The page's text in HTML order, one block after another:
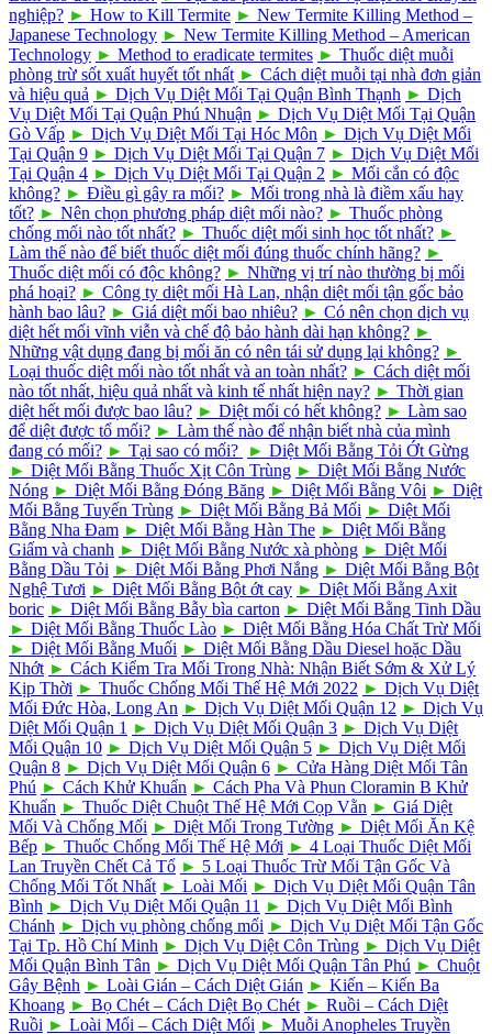
nghiệp? ► How to Kill Termite ► New Termite Killing Method –
Japanese Technology ► New Termite Killing Method – American
Technology ► Method to eradicate termites ► Thuốc diệt muỗi
phòng trừ sốt xuất huyết tốt nhất ► Cách diệt muỗi tại nhà đơn giản
và hiệu quả ► Dịch Vụ Diệt Mối Tại Quận Bình Thạnh ► Dịch
Vụ Diệt Mối Tại Quận Phú Nhuận ► Dịch Vụ Diệt Mối Tại Quận
Gò Vấp ► Dịch Vụ Diệt Mối Tại Hóc Môn ► Dịch Vụ Diệt Mối
Tại Quận 9 ► Dịch Vụ Diệt Mối Tại Quận 7 ► Dịch Vụ Diệt Mối
Tại Quận 4 ► Dịch Vụ Diệt Mối Tại Quận 2 ► Mối cắn có độc
không? ► Điều gì gây ra mối? ► Mối trong nhà là điềm xấu hay
tốt? ► Nên chọn phương pháp diệt mối nào? ► Thuốc phòng
chống mối nào tốt nhất? ► Thuốc diệt mối sinh học tốt nhất? ►
Làm thế nào để biết thuốc diệt mối đúng thuốc chính hãng? ►
Thuốc diệt mối có độc không? ► Những vị trí nào thường bị mối
phá hoại? ► Công ty diệt mối Hà Lan, nhận diệt mối tận gốc bảo
hành bao lâu? ► Giá diệt mối bao nhiêu? ► Có nên chọn dịch vụ
diệt hết mối vĩnh viễn và chế độ bảo hành dài hạn không? ►
Những vật dụng đang bị mối ăn có nên tái sử dụng lại không? ►
Loại thuốc diệt mối nào tốt nhất và an toàn nhất? ► Cách diệt mối
nào tốt nhất, hiệu quả nhất và kinh tế nhất hiện nay? ► Thời gian
diệt hết mối được bao lâu? ► Diệt mối có hết không? ► Làm sao
để diệt được tổ mối? ► Làm thế nào để nhận biết nhà của mình
đang có mối? ► Tại sao có mối? ► Diệt Mối Bằng Tỏi Ớt Gừng
► Diệt Mối Bằng Thuốc Xịt Côn Trùng ► Diệt Mối Bằng Nước
Nóng ► Diệt Mối Bằng Đóng Băng ► Diệt Mối Bằng Vôi ► Diệt
Mối Bằng Tuyến Trùng ► Diệt Mối Bằng Bả Mối ► Diệt Mối
Bằng Nha Đam ► Diệt Mối Bằng Hàn The ► Diệt Mối Bằng
Giấm và chanh ► Diệt Mối Bằng Nước xà phòng ► Diệt Mối
Bằng Dầu Tỏi ► Diệt Mối Bằng Phơi Nắng ► Diệt Mối Bằng Bột
Nghệ Tươi ► Diệt Mối Bằng Bột ớt cay ► Diệt Mối Bằng Axit
boric ► Diệt Mối Bằng Bẫy bìa carton ► Diệt Mối Bằng Tinh Dầu
► Diệt Mối Bằng Thuốc Lào ► Diệt Mối Bằng Hóa Chất Trừ Mối
► Diệt Mối Bằng Muối ► Diệt Mối Bằng Dầu Diesel hoặc Dầu
Nhớt ► Cách Kiểm Tra Mối Trong Nhà: Nhận Biết Sớm & Xử Lý
Kịp Thời ► Thuốc Chống Mối Thế Hệ Mới 2022 ► Dịch Vụ Diệt
Mối Đức Hòa, Long An ► Dịch Vụ Diệt Mối Quận 12 ► Dịch Vụ
Diệt Mối Quận 1 ► Dịch Vụ Diệt Mối Quận 3 ► Dịch Vụ Diệt
Mối Quận 10 ► Dịch Vụ Diệt Mối Quận 5 ► Dịch Vụ Diệt Mối
Quận 8 ► Dịch Vụ Diệt Mối Quận 6 ► Cửa Hàng Diệt Mối Tân
Phú ► Cách Khử Khuẩn ► Cách Pha Và Phun Cloramin B Khử
Khuẩn ► Thuốc Diệt Chuột Thế Hệ Mới Cọp Vằn ► Giá Diệt
Mối Và Chống Mối ► Diệt Mối Trong Tường ► Diệt Mối Ăn Kệ
Bếp ► Thuốc Chống Mối Thế Hệ Mới ► 4 Loại Thuốc Diệt Mối
Lan Truyền Chết Cả Tổ ► 5 Loại Thuốc Trừ Mối Tận Gốc Và
Chống Mối Tốt Nhất ► Loài Mối ► Dịch Vụ Diệt Mối Quận Tân
Bình ► Dịch Vụ Diệt Mối Quận 11 ► Dịch Vụ Diệt Mối Bình
Chánh ► Dịch vụ phòng chống mối ► Dịch Vụ Diệt Mối Tận Gốc
Tại Tp. Hồ Chí Minh ► Dịch Vụ Diệt Côn Trùng ► Dịch Vụ Diệt
Mối Quận Bình Tân ► Dịch Vụ Diệt Mối Quận Tân Phú ► Chuột
Gây Bệnh ► Loài Gián – Cách Diệt Gián ► Kiến – Kiến Ba
Khoang ► Bọ Chét – Cách Diệt Bọ Chét ► Ruồi – Cách Diệt
Ruồi ► Loài Mối – Cách Diệt Mối ► Muỗi Anopheles Truyền